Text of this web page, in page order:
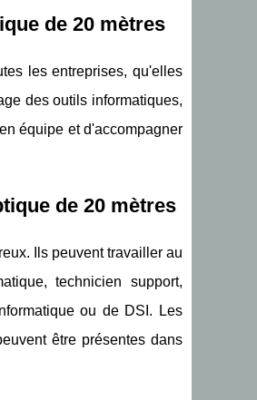
de 20 mètres
les entreprises, qu'elles
des outils informatiques,
équipe et d'accompagner
de 20 mètres
Ils peuvent travailler au
technicien support,
ou de DSI. Les
être présentes dans